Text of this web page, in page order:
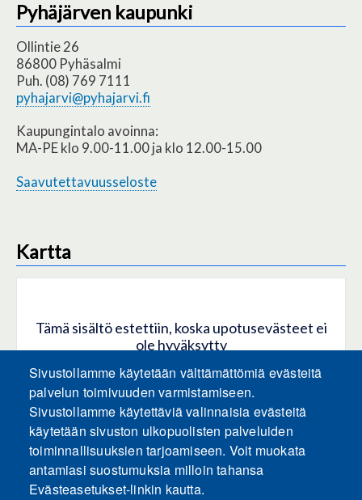
Pyhäjärven kaupunki
Ollintie 26
86800 Pyhäsalmi
Puh. (08) 769 7111
pyhajarvi@pyhajarvi.fi
Kaupungintalo avoinna:
MA-PE klo 9.00-11.00 ja klo 12.00-15.00
Saavutettavuusseloste
Kartta
Tämä sisältö estettiin, koska upotusevästeet ei
ole hyväksytty
HYVÄKSY KAIKKI EVÄSTEET
Hyväksy vain upotusevästeet
Sivustollamme käytetään välttämättömiä evästeitä
palvelun toimivuuden varmistamiseen.
Sivustollamme käytettäviä valinnaisia evästeitä
käytetään sivuston ulkopuolisten palveluiden
toiminnallisuuksien tarjoamiseen. Voit muokata
antamiasi suostumuksia milloin tahansa
Evästeasetukset-linkin kautta.